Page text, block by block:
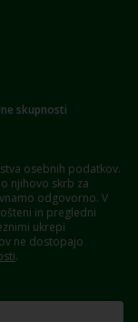
skupnosti
osebnih podatkov.
njihovo skrb za
odgovorno. V
in pregledni
ukrepi
ne dostopajo
.